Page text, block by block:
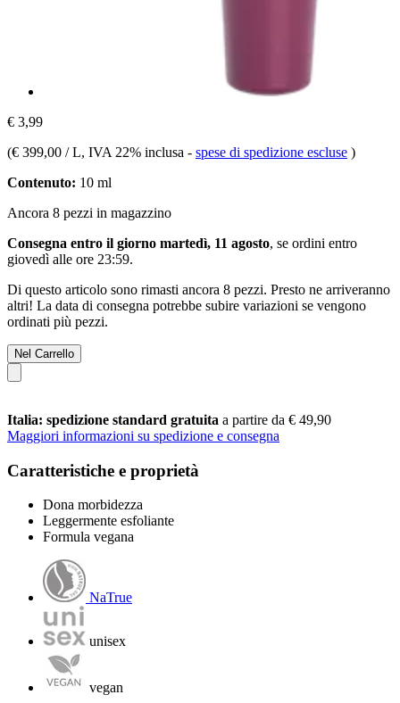
€ 3,99
(€ 399,00 / L, IVA 22% inclusa - spese di spedizione escluse )
Contenuto: 10 ml
Ancora 8 pezzi in magazzino
Consegna entro il giorno martedì, 11 agosto, se ordini entro
giovedì alle ore 23:59.
Di questo articolo sono rimasti ancora 8 pezzi. Presto ne arriveranno
altri! La data di consegna potrebbe subire variazioni se vengono
ordinati più pezzi.
Nel Carrello
Italia: spedizione standard gratuita a partire da € 49,90
Maggiori informazioni su spedizione e consegna
Caratteristiche e proprietà
Dona morbidezza
Leggermente esfoliante
Formula vegana
NaTrue
unisex
vegan